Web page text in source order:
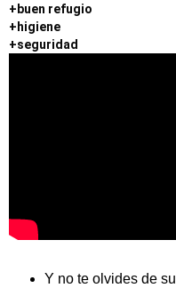
+buen refugio
+higiene
+seguridad
Y no te olvides de su